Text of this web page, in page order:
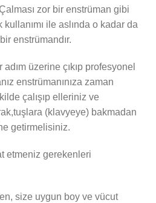
zor bir enstrüman gibi
ile aslında o kadar da
enstrümandır.
üzerine çıkıp profesyonel
enstrümanınıza zaman
çalışıp elleriniz ve
(klavyeye) bakmadan
getirmelisiniz.
etmeniz gerekenleri
size uygun boy ve vücut